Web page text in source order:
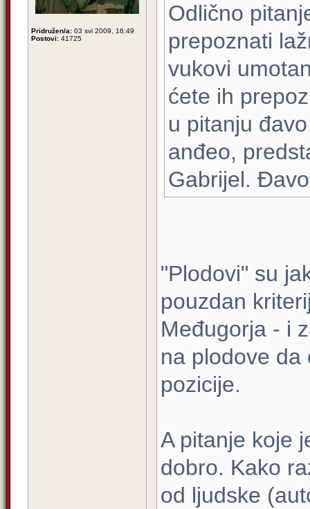
Pridružen/a: 03 svi 2009, 16:49
Postovi: 41725
Odlično
prepoznati
vukovi
ćete ih
u pitanju
anđeo,
Gabrijel.
"Plodovi" su
pouzdan
Međugorja - i
na plodove da
pozicije.
A pitanje koje
dobro. Kako
od ljudske